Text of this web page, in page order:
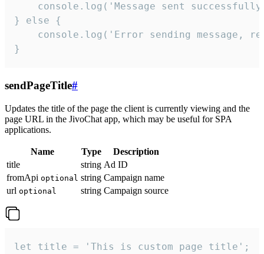
console.log('Message sent
} else {
console.log('Error sending message,
}
sendPageTitle#
Updates the title of the page the client is currently viewing and the
page URL in the JivoChat app, which may be useful for SPA
applications.
Name Type
Description
title
string Ad ID
fromApi optional string Campaign name
url optional string Campaign source
let title = 'This is custom page title';